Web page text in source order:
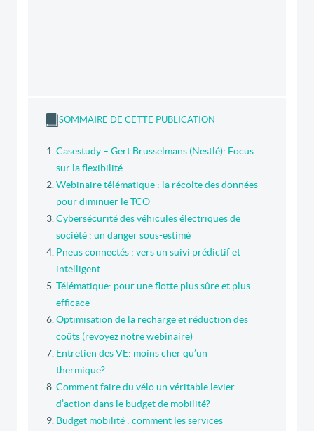
SOMMAIRE DE CETTE PUBLICATION
Casestudy – Gert Brusselmans (Nestlé): Focus
sur la flexibilité
Webinaire télématique : la récolte des données
pour diminuer le TCO
Cybersécurité des véhicules électriques de
société : un danger sous-estimé
Pneus connectés : vers un suivi prédictif et
intelligent
Télématique: pour une flotte plus sûre et plus
efficace
Optimisation de la recharge et réduction des
coûts (revoyez notre webinaire)
Entretien des VE: moins cher qu’un
thermique?
Comment faire du vélo un véritable levier
d’action dans le budget de mobilité?
Budget mobilité : comment les services